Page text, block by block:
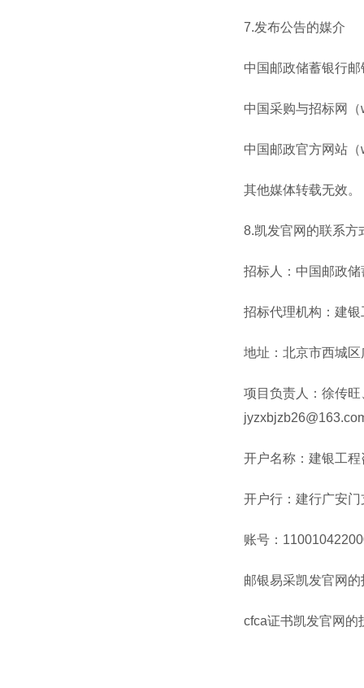
7.发布公告的媒介
中国邮政储蓄银行
中国采购与招标网（
中国邮政官方网站（
其他媒体转载无效。
8.凯发官网的联系方
招标人：中国邮政
招标代理机构：建
地址：北京市西城
项目负责人：徐传
开户名称：建银工
开户行：建行广安门
账号：
邮银易采凯发官网
cfca证书凯发官网的